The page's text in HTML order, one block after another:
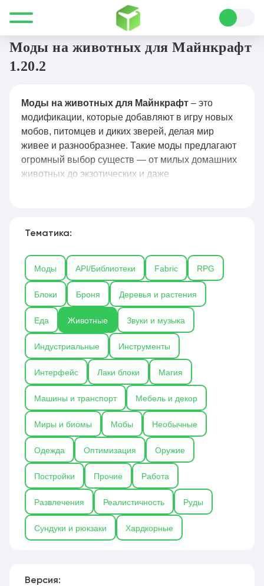
Все для Minecraft Животные
Моды на животных для Майнкрафт
1.20.2
Моды на животных для Майнкрафт – это
модификации, которые добавляют в игру новых
мобов, питомцев и диких зверей, делая мир
живее и разнообразнее. Такие моды предлагают
огромный выбор существ — от милых домашних
животных до экзотических и даже
позволяют создавать зоопарки, фермы,
даже улучшать взаимодействие с питомцами,
добавляя новые механики и уникальные
функции.
Тематика:
Моды API/Библиотеки Fabric RPG
Блоки Броня Деревья и растения
Еда Животные Звуки и музыка
Индустриальные Инструменты
Интерфейс Лаки блоки Магия
Машины и транспорт Мебель и декор
Миры и биомы Мобы Необычные
Одежда Оптимизация Оружие
Постройки Прочие Работа
Развлечения Реалистичность Руды
Сундуки и рюкзаки Хардкорные
Версия: